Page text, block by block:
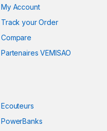
My Account
Track your Order
Compare
Partenaires VEMISAO
Ecouteurs
PowerBanks